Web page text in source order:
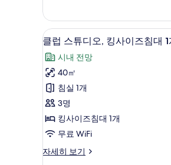
개,
시
내
전
망
사
진
모
두
보
룸,
킹
사
즈
침
대
개,
시
내
전
자
클
럽
스
튜
디
오,
킹
이
7
클럽 스튜디오, 킹사이즈침대
시내 전망
40㎡
침실 1개
3명
킹사이즈침대 1개
무료 WiFi
자세히 보기
클